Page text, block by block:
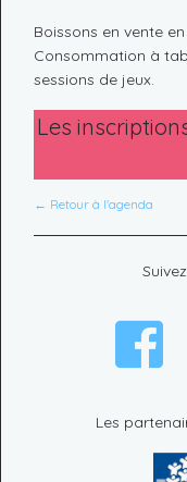
Boissons en vente
Consommation à
sessions de jeux.
Les
← Retour à l'agenda
Les